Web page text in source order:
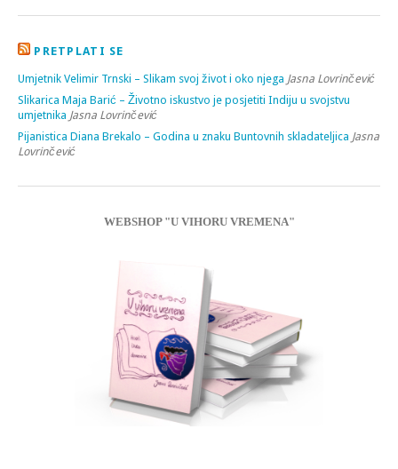
PRETPLATI SE
Umjetnik Velimir Trnski – Slikam svoj život i oko njega Jasna Lovrinčević
Slikarica Maja Barić – Životno iskustvo je posjetiti Indiju u svojstvu
umjetnika Jasna Lovrinčević
Pijanistica Diana Brekalo – Godina u znaku Buntovnih skladateljica Jasna
Lovrinčević
WEBSHOP "U VIHORU VREMENA"